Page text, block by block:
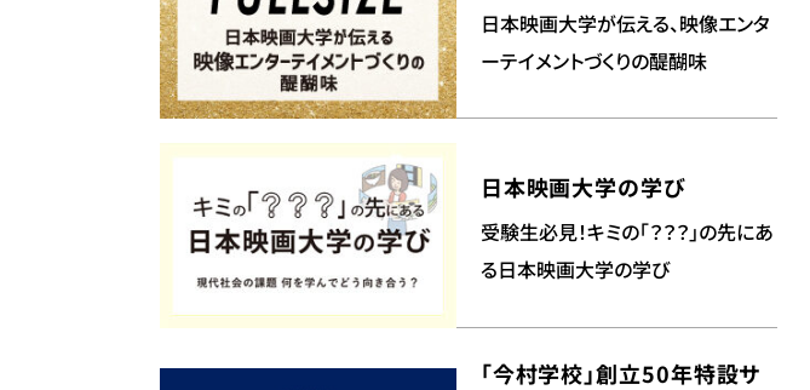
日本映画大学が伝える、映像エンタ
ーテイメントづくりの醍醐味
日本映画大学の学び
受験生必見！キミの「？？？」の先にあ
る日本映画大学の学び
「今村学校」創立50年特設サ